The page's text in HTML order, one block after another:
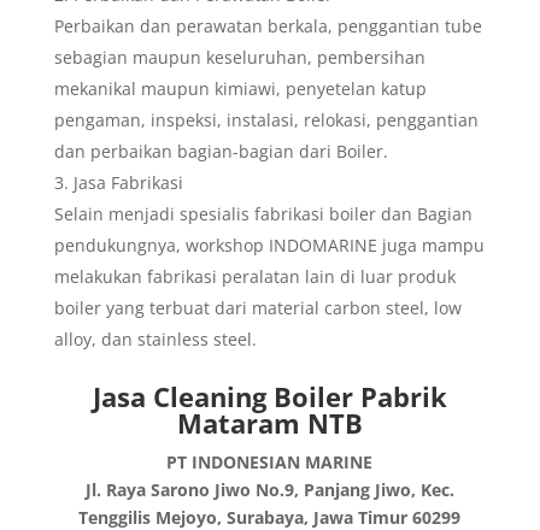
Perbaikan dan perawatan berkala, penggantian tube
sebagian maupun keseluruhan, pembersihan
mekanikal maupun kimiawi, penyetelan katup
pengaman, inspeksi, instalasi, relokasi, penggantian
dan perbaikan bagian-bagian dari Boiler.
Jasa Fabrikasi
Selain menjadi spesialis fabrikasi boiler dan Bagian
pendukungnya, workshop INDOMARINE juga mampu
melakukan fabrikasi peralatan lain di luar produk
boiler yang terbuat dari material carbon steel, low
alloy, dan stainless steel.
Jasa Cleaning Boiler Pabrik
Mataram NTB
PT INDONESIAN MARINE
Jl. Raya Sarono Jiwo No.9, Panjang Jiwo, Kec.
Tenggilis Mejoyo, Surabaya, Jawa Timur 60299